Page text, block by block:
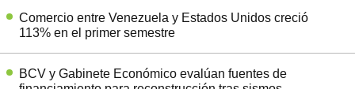
Comercio entre Venezuela y Estados Unidos creció
113% en el primer semestre
BCV y Gabinete Económico evalúan fuentes de